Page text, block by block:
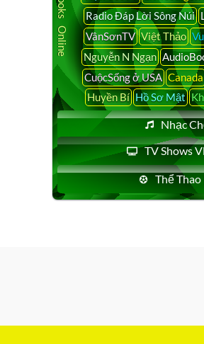
Radio Đáp Lời Sông Núi
VânSơnTV Việt Thảo
Nguyễn N Ngạn
CuộcSống ở USA Canada
Huyền Bí Hồ Sơ Mật
Nhạc
TV Shows
Thể